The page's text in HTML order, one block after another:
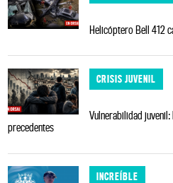
Helicóptero Bell 412
CRISIS JUVENIL
Vulnerabilidad
precedentes
INCREÍBLE